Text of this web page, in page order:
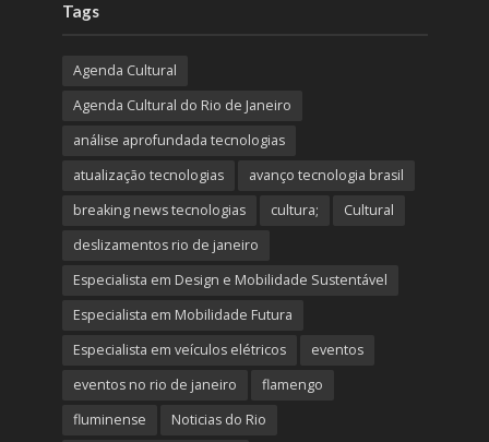
Tags
Agenda Cultural
Agenda Cultural do Rio de Janeiro
análise aprofundada tecnologias
atualização tecnologias
avanço tecnologia brasil
breaking news tecnologias
cultura;
Cultural
deslizamentos rio de janeiro
Especialista em Design e Mobilidade Sustentável
Especialista em Mobilidade Futura
Especialista em veículos elétricos
eventos
eventos no rio de janeiro
flamengo
fluminense
Noticias do Rio